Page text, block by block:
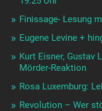
Finissage- Lesung
Eugene Levine +
Kurt Eisner, Gustav
Mörder-Reaktion
Rosa Luxemburg:
Revolution – Wer